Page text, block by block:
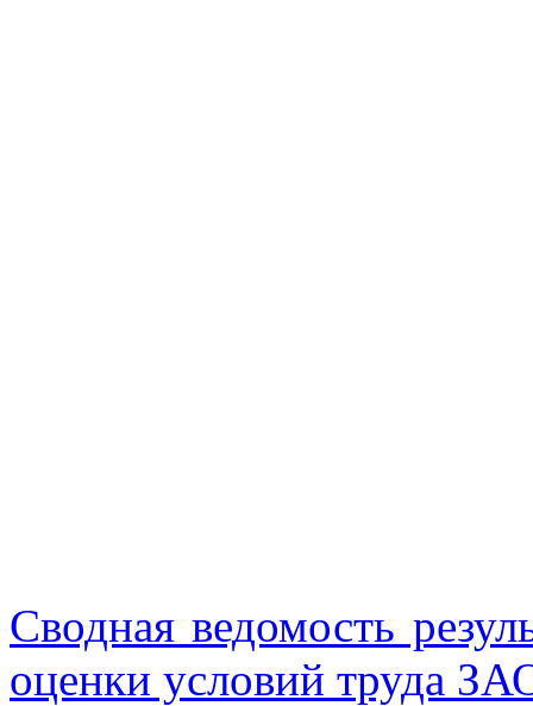
Сводная ведомость
оценки условий труда